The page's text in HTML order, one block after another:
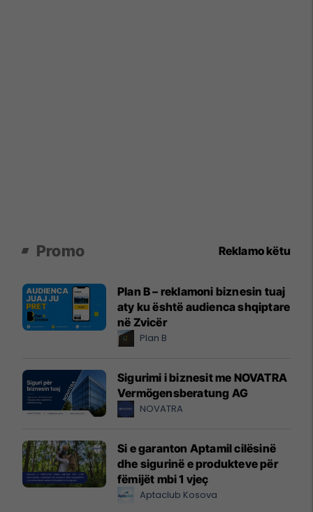
Promo Reklamo këtu
Plan B – reklamoni biznesin tuaj
aty ku është audienca shqiptare
në Zvicër
Plan B
Sigurimi i biznesit me NOVATRA
Vermögensberatung AG
NOVATRA
Si e garanton Aptamil cilësinë
dhe sigurinë e produkteve për
fëmijët mbi 1 vjeç
Aptaclub Kosova